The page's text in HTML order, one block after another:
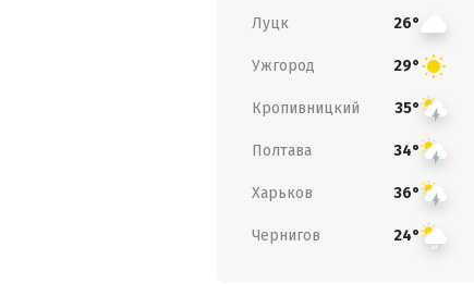
Луцк 26°
Ужгород 29°
Кропивницкий 35°
Полтава 34°
Харьков 36°
Чернигов 24°